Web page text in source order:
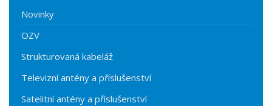
Novinky
OZV
Strukturovaná kabeláž
Televizní antény a příslušenství
Satelitní antény a příslušenství